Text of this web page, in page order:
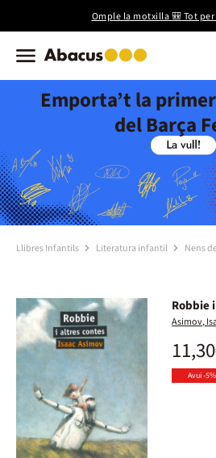
Omple la motxilla 🎒 Tot
Emporta’t la
del Barça
Llibres Infantils Literatura infantil Nens
Robbie
Asimov,
Avui -